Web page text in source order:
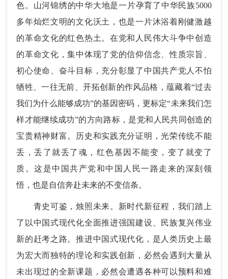
色。山河锦绣的中华大地是一片孕育了中华民族5000
多年灿烂文明的文化沃土，也是一片沐浴着刚健激越
的革命文化的红色热土。在党和人民伟大斗争中创造
的革命文化，集中体现了党的信仰信念、性质宗旨、
初心使命、奋斗目标，充分彰显了中国共产党人不怕
牺牲、一往无前、开拓创新的作风品格，蕴藏着“过去
我们为什么能够成功”的基因密码，更标定“未来我们怎
样才能继续成功”的方向路标，是党和人民共同创造的
宝贵精神财富。历史和实践充分证明，光荣传统不能
丢，丢了就丢了魂，红色基因不能变，变了就变了
质。这是中国共产党和中国人民一路走来的深刻领
悟，也是自信奔赴未来的不变信条。
青史可鉴，烛照未来。新时代新征程，我们踏上
了以中国式现代化全面推进强国建设、民族复兴伟业
新的赶考之路。推进中国式现代化，是人类历史上最
为宏大而独特的理论和实践创新，必然会遇到大量从
未出现过的全新课题，必然会遭遇各种可以预料和难